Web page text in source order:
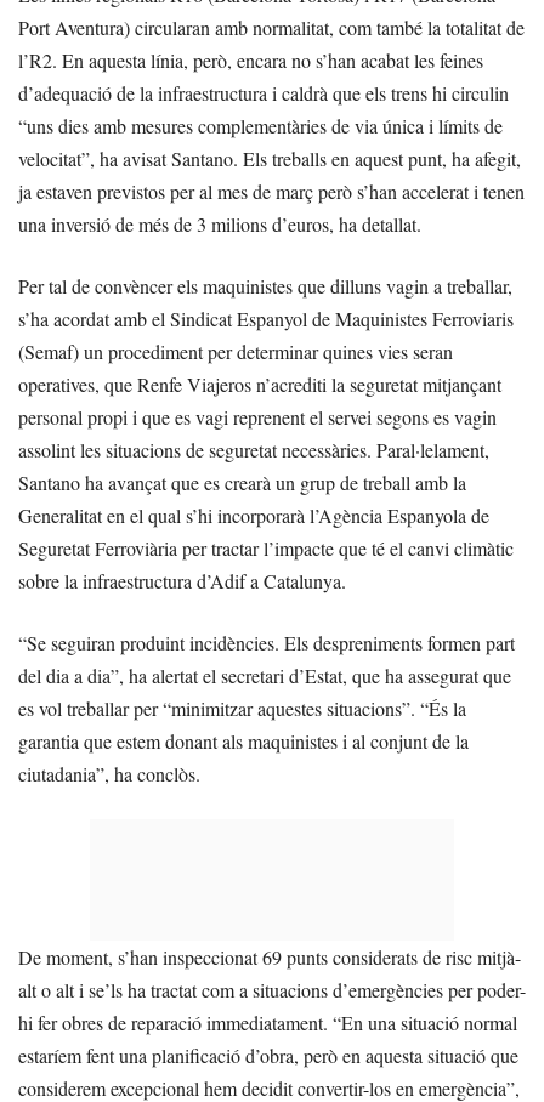
Port Aventura) circularan amb normalitat, com també la totalitat de
l’R2. En aquesta línia, però, encara no s’han acabat les feines
d’adequació de la infraestructura i caldrà que els trens hi circulin
“uns dies amb mesures complementàries de via única i límits de
velocitat”, ha avisat Santano. Els treballs en aquest punt, ha afegit,
ja estaven previstos per al mes de març però s’han accelerat i tenen
una inversió de més de 3 milions d’euros, ha detallat.
Per tal de convèncer els maquinistes que dilluns vagin a treballar,
s’ha acordat amb el Sindicat Espanyol de Maquinistes Ferroviaris
(Semaf) un procediment per determinar quines vies seran
operatives, que Renfe Viajeros n’acrediti la seguretat mitjançant
personal propi i que es vagi reprenent el servei segons es vagin
assolint les situacions de seguretat necessàries. Paral·lelament,
Santano ha avançat que es crearà un grup de treball amb la
Generalitat en el qual s’hi incorporarà l’Agència Espanyola de
Seguretat Ferroviària per tractar l’impacte que té el canvi climàtic
sobre la infraestructura d’Adif a Catalunya.
“Se seguiran produint incidències. Els despreniments formen part
del dia a dia”, ha alertat el secretari d’Estat, que ha assegurat que
es vol treballar per “minimitzar aquestes situacions”. “És la
garantia que estem donant als maquinistes i al conjunt de la
ciutadania”, ha conclòs.
De moment, s’han inspeccionat 69 punts considerats de risc mitjà-
alt o alt i se’ls ha tractat com a situacions d’emergències per poder-
hi fer obres de reparació immediatament. “En una situació normal
estaríem fent una planificació d’obra, però en aquesta situació que
considerem excepcional hem decidit convertir-los en emergència”,